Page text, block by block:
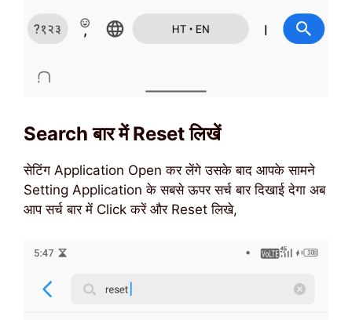
Search बार में Reset लिखें
सेटिंग Application Open कर लेंगे उसके बाद आपके सामने
Setting Application के सबसे ऊपर सर्च बार दिखाई देगा अब
आप सर्च बार में Click करें और Reset लिखे,